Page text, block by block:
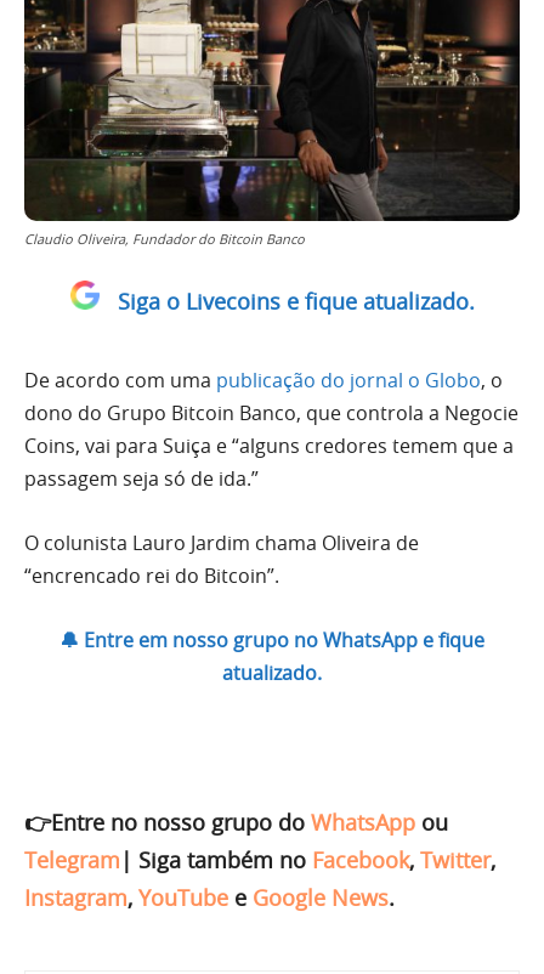
Claudio Oliveira, Fundador do Bitcoin Banco
Siga o Livecoins e fique atualizado.
De acordo com uma publicação do jornal o Globo, o
dono do Grupo Bitcoin Banco, que controla a Negocie
Coins, vai para Suiça e “alguns credores temem que a
passagem seja só de ida.”
O colunista Lauro Jardim chama Oliveira de
“encrencado rei do Bitcoin”.
🔔 Entre em nosso grupo no WhatsApp e fique
atualizado.
👉Entre no nosso grupo do WhatsApp ou
Telegram | Siga também no Facebook, Twitter,
Instagram, YouTube e Google News.